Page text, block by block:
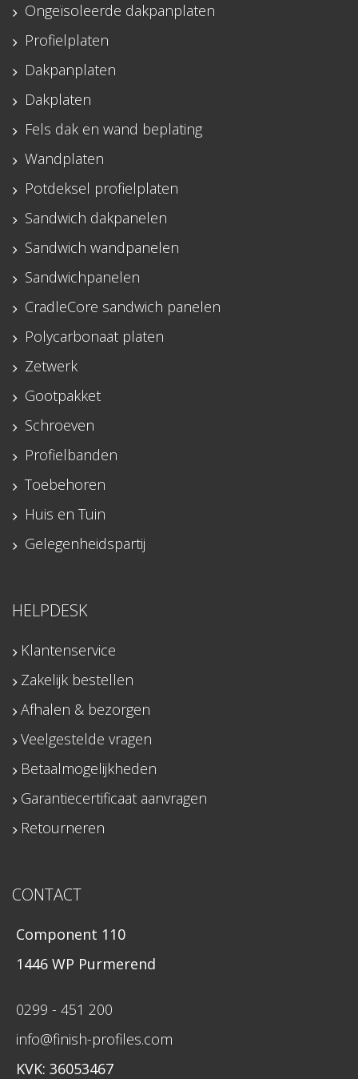
Ongeïsoleerde dakpanplaten
Profielplaten
Dakpanplaten
Dakplaten
Fels dak en wand beplating
Wandplaten
Potdeksel profielplaten
Sandwich dakpanelen
Sandwich wandpanelen
Sandwichpanelen
CradleCore sandwich panelen
Polycarbonaat platen
Zetwerk
Gootpakket
Schroeven
Profielbanden
Toebehoren
Huis en Tuin
Gelegenheidspartij
HELPDESK
Klantenservice
Zakelijk bestellen
Afhalen & bezorgen
Veelgestelde vragen
Betaalmogelijkheden
Garantiecertificaat aanvragen
Retourneren
CONTACT
Component 110
1446 WP Purmerend
0299 - 451 200
info@finish-profiles.com
KVK: 36053467